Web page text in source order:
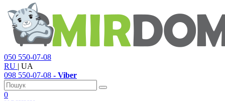
050 550-07-08
RU | UA
098 550-07-08 - Viber
0